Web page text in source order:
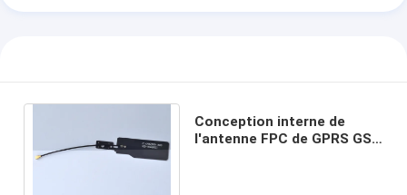
Conception interne de
l'antenne FPC de GPRS GSM